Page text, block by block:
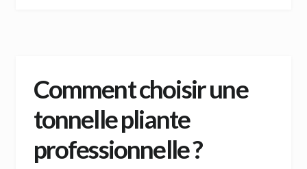
Comment choisir une
tonnelle pliante
professionnelle ?